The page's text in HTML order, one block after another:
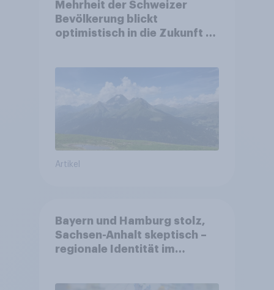
Mehrheit der Schweizer
Bevölkerung blickt
optimistisch in die Zukunft –
Altersvorsorge
Artikel
Bayern und Hamburg stolz,
Sachsen-Anhalt skeptisch –
regionale Identität im